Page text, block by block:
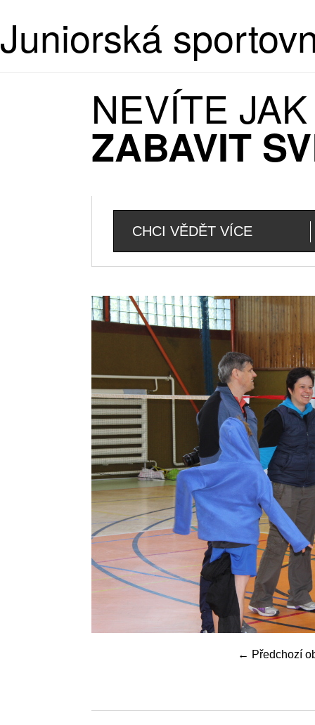
Juniorská
NEVÍTE
ZABAVIT
CHCI VĚDĚT VÍCE
← Předchozí